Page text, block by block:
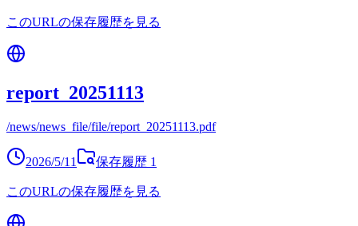
このURLの保存履歴を見る
report_20251113
/news/news_file/file/report_20251113.pdf
2026/5/11 保存履歴 1
このURLの保存履歴を見る